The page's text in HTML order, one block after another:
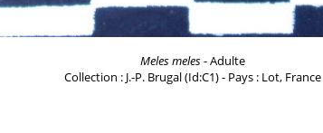
Meles meles- Adulte
Collection : J.-P. Brugal (Id:C1) - Pays : Lot, France